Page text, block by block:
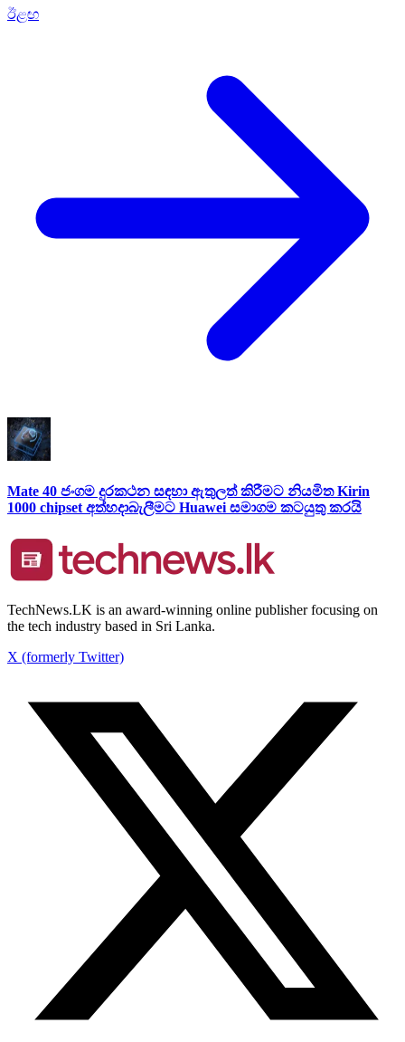
ඊළඟ
Mate 40 ජංගම දුරකථන සඳහා ඇතුලත් කිරීමට නියමිත Kirin
1000 chipset අත්හදාබැලීමට Huawei සමාගම කටයුතු කරයි
TechNews.LK is an award-winning online publisher focusing on
the tech industry based in Sri Lanka.
X (formerly Twitter)